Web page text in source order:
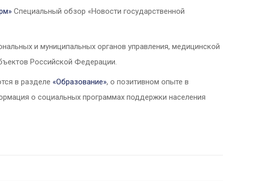
Специальный обзор «Новости государственной
и муниципальных органов управления, медицинской
Российской Федерации.
в разделе «Образование», о позитивном опыте в
о социальных программах поддержки населения